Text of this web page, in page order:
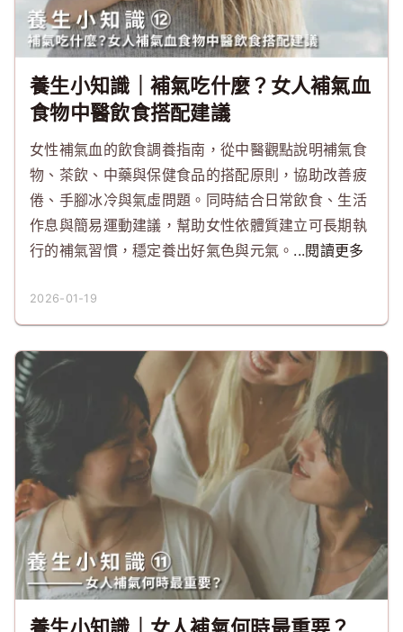
養生小知識｜補氣吃什麼？女人補氣血
食物中醫飲食搭配建議
女性補氣血的飲食調養指南，從中醫觀點說明補氣食
物、茶飲、中藥與保健食品的搭配原則，協助改善疲
倦、手腳冰冷與氣虛問題。同時結合日常飲食、生活
作息與簡易運動建議，幫助女性依體質建立可長期執
行的補氣習慣，穩定養出好氣色與元氣。 ...閱讀更多
2026-01-19